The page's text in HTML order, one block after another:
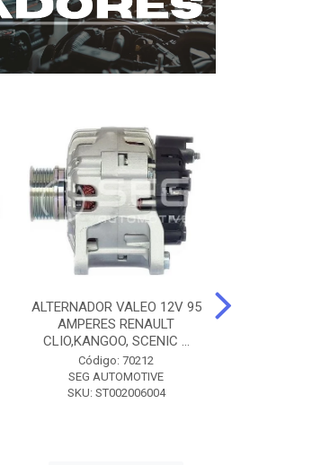
ALTERNADOR VALEO 12V 95
AMPERES RENAULT
CLIO,KANGOO, SCENIC ...
Código: 70212
SEG AUTOMOTIVE
SKU: ST002006004